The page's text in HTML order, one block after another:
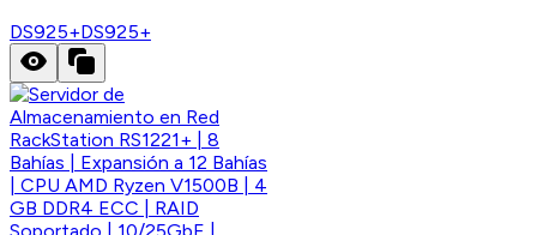
DS925+DS925+